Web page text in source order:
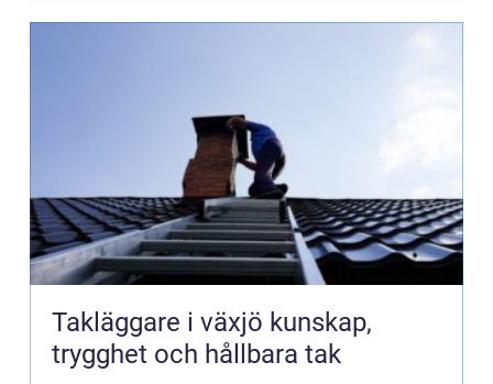
Takläggare i växjö kunskap,
trygghet och hållbara tak